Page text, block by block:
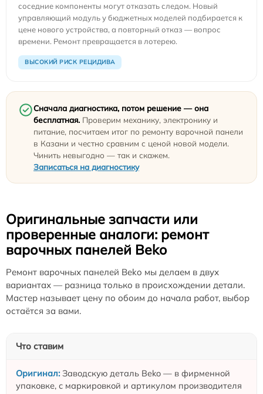
соседние компоненты могут отказать следом. Новый
управляющий модуль у бюджетных моделей подбирается к
цене нового устройства, а повторный отказ — вопрос
времени. Ремонт превращается в лотерею.
ВЫСОКИЙ РИСК РЕЦИДИВА
Сначала диагностика, потом решение — она
бесплатная. Проверим механику, электронику и
питание, посчитаем итог по ремонту варочной панели
в Казани и честно сравним с ценой новой модели.
Чинить невыгодно — так и скажем.
Записаться на диагностику
Оригинальные запчасти или
проверенные аналоги: ремонт
варочных панелей Beko
Ремонт варочных панелей Beko мы делаем в двух
вариантах — разница только в происхождении детали.
Мастер называет цену по обоим до начала работ, выбор
остаётся за вами.
Что ставим
Заводскую деталь Beko — в фирменной
упаковке, с маркировкой и артикулом производителя